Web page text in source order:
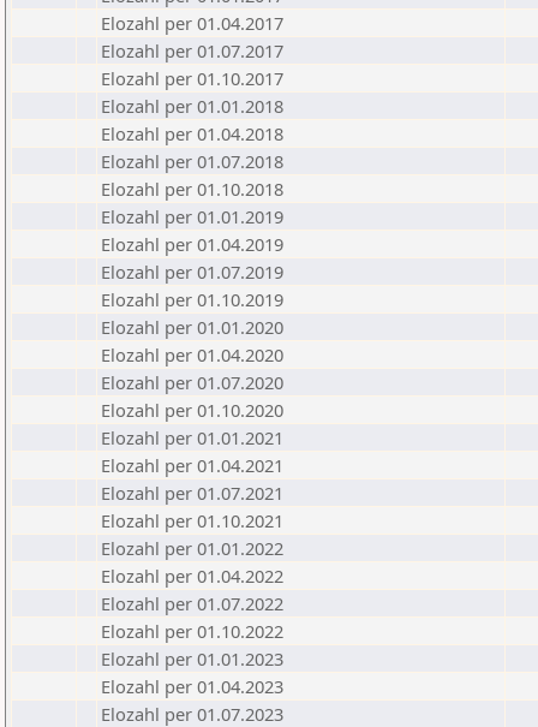
Elozahl per 01.04.2017
Elozahl per 01.07.2017
Elozahl per 01.10.2017
Elozahl per 01.01.2018
Elozahl per 01.04.2018
Elozahl per 01.07.2018
Elozahl per 01.10.2018
Elozahl per 01.01.2019
Elozahl per 01.04.2019
Elozahl per 01.07.2019
Elozahl per 01.10.2019
Elozahl per 01.01.2020
Elozahl per 01.04.2020
Elozahl per 01.07.2020
Elozahl per 01.10.2020
Elozahl per 01.01.2021
Elozahl per 01.04.2021
Elozahl per 01.07.2021
Elozahl per 01.10.2021
Elozahl per 01.01.2022
Elozahl per 01.04.2022
Elozahl per 01.07.2022
Elozahl per 01.10.2022
Elozahl per 01.01.2023
Elozahl per 01.04.2023
Elozahl per 01.07.2023